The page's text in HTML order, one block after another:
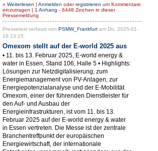
» Weiterlesen | Anmelden oderregistrieren um Kommentare
einzutragen | 1 Anhang - 6448 Zeichen in dieser
Pressemeldung
Pressetext verfasst von PSMW_Frankfurt am Do, 2025-01-
16 13:15.
Omexom stellt auf der E-world 2025 aus
• 11. bis 13. Februar 2025, E-world energy &
water in Essen, Stand 106, Halle 5 • Highlights:
Lösungen zur Netzdigitalisierung, zum
Energiemanagement von PV-Anlagen, zur
Energiepotenzialanalyse und der E-Mobilität
Omexom, einer der führenden Dienstleister für
den Auf- und Ausbau der
Energieinfrastrukturen, ist vom 11. bis 13.
Februar 2025 auf der E-world energy & water
in Essen vertreten. Die Messe ist der zentrale
Branchentreffpunkt der europäischen
Energiewirtschaft, der internationale